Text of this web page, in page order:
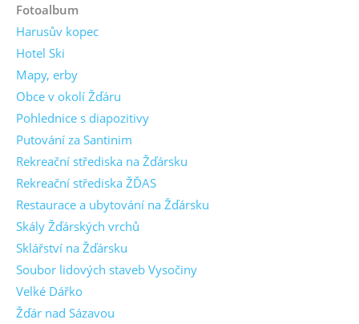
Fotoalbum
Harusův kopec
Hotel Ski
Mapy, erby
Obce v okolí Žďáru
Pohlednice s diapozitivy
Putování za Santinim
Rekreační střediska na Žďársku
Rekreační střediska ŽĎAS
Restaurace a ubytování na Žďársku
Skály Žďárských vrchů
Sklářství na Žďársku
Soubor lidových staveb Vysočiny
Velké Dářko
Žďár nad Sázavou